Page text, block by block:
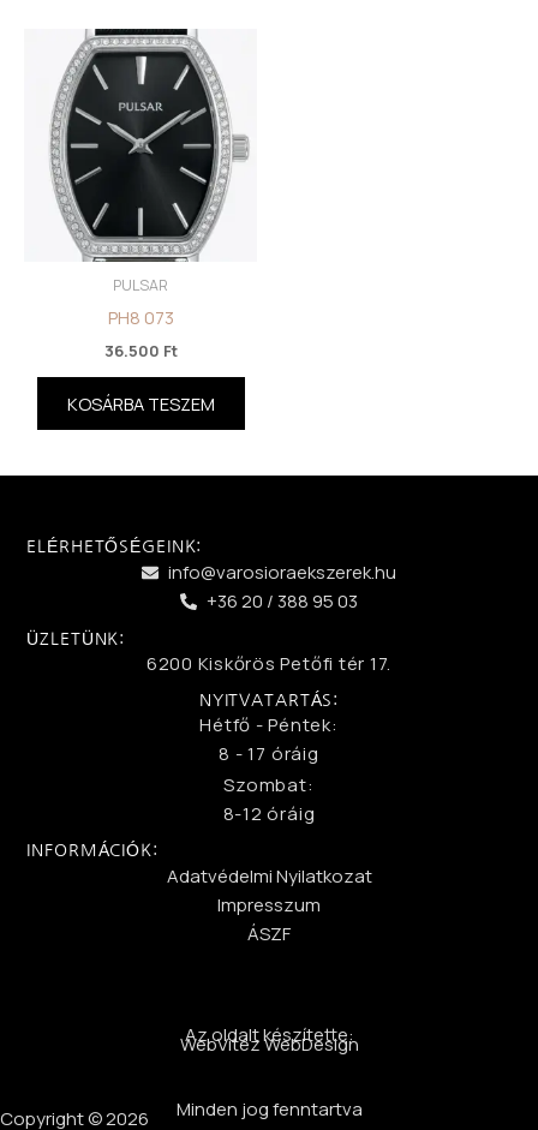
PULSAR
PH8 073
36.500 Ft
KOSÁRBA TESZEM
ELÉRHETŐSÉGEINK:
info@varosioraekszerek.hu
+36 20 / 388 95 03
ÜZLETÜNK:
6200 Kiskőrös Petőfi tér 17.
NYITVATARTÁS:
Hétfő - Péntek:
8 - 17 óráig
Szombat:
8-12 óráig
INFORMÁCIÓK:
Adatvédelmi Nyilatkozat
Impresszum
ÁSZF
Az oldalt készítette:
WebVitéz WebDesign
Minden jog fenntartva
Copyright © 2026